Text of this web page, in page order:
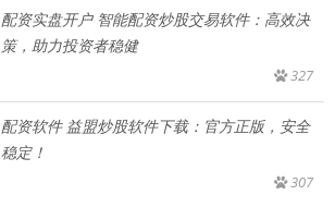
配资实盘开户 智能配资炒股交易软件：高效决
策，助力投资者稳健
327
配资软件 益盟炒股软件下载：官方正版，安全
稳定！
307